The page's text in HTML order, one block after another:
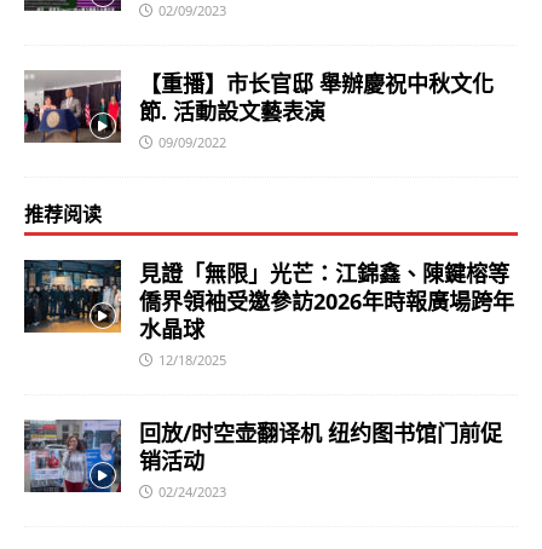
02/09/2023
【重播】市长官邸 舉辦慶祝中秋文化
節. 活動設文藝表演
09/09/2022
推荐阅读
見證「無限」光芒：江錦鑫、陳鍵榕等
僑界領袖受邀參訪2026年時報廣場跨年
水晶球
12/18/2025
回放/时空壶翻译机 纽约图书馆门前促
销活动
02/24/2023